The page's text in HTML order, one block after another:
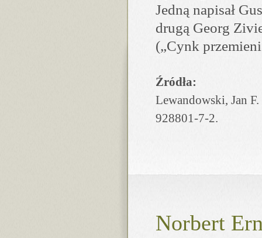
Jedną napisał
drugą Georg
(„Cynk
Źródła:
Lewandowski, Jan
928801-7-2.
Norbert